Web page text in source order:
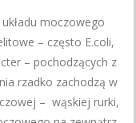
moczowego
– często E.coli,
– pochodzących z
rzadko zachodzą w
– wąskiej rurki,